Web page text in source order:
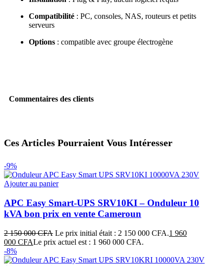
Compatibilité : PC, consoles, NAS, routeurs et petits
serveurs
Options : compatible avec groupe électrogène
Commentaires des clients
Ces Articles Pourraient Vous Intéresser
-9%
Ajouter au panier
APC Easy Smart-UPS SRV10KI – Onduleur 10
kVA bon prix en vente Cameroun
2 150 000CFA Le prix initial était : 2 150 000 CFA.1 960
000 CFALe prix actuel est : 1 960 000 CFA.
-8%